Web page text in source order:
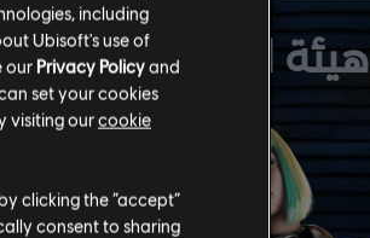
هيئة النخبة
including
Ubisoft's use of
our Privacy Policyand
set your cookies
visiting ourcookie
clicking the “accept”
consent to sharing